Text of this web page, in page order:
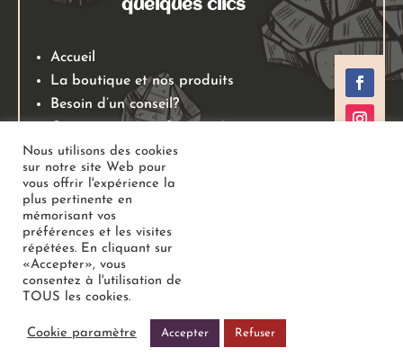
quelques clics
Accueil
La boutique et nos produits
Besoin d’un conseil?
Mentions légales
Conditions générales de ventes
Politiques de retours
Politique de confidentialité
Copyright Au Jardin des Gemmes
Nous utilisons des cookies
sur notre site Web pour
vous offrir l'expérience la
plus pertinente en
mémorisant vos
préférences et les visites
répétées. En cliquant sur
«Accepter», vous
consentez à l'utilisation de
TOUS les cookies.
Cookie paramètre Accepter Refuser